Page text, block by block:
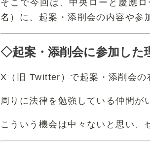
そこで今回は、中央ローと慶應
名）に、起案・添削会の内容や参
◇起案・添削会に参加した
X（旧 Twitter）で起案・添削会の
周りに法律を勉強している仲間が
こういう機会は中々ないと思い、